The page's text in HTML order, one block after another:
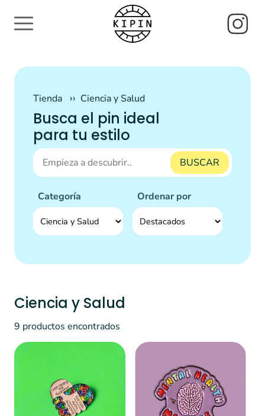
Tienda Ciencia y Salud
Busca el pin ideal
para tu estilo
BUSCAR
Categoría Ordenar por
Ciencia y Salud
9 productos encontrados